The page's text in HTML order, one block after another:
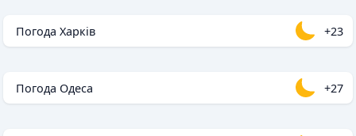
Погода Харків +23
Погода Одеса +27